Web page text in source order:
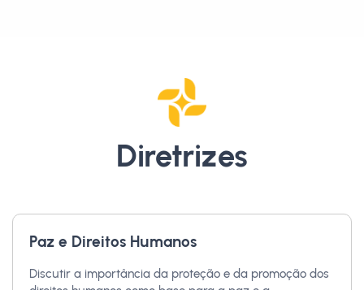
Diretrizes
Paz e Direitos Humanos
Discutir a importância da proteção e da promoção dos